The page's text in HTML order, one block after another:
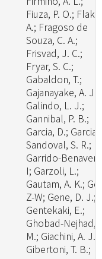
Fiuza, P. O.;
A.; Fragoso de
Souza, C. A.;
Frisvad, J. C.;
Fryar, S. C.;
Gabaldon, T.;
Gajanayake, A. J.;
Galindo, L. J.;
Gannibal, P. B.;
Garcia, D.; Garcia-
Sandoval, S. R.;
Garrido-
I; Garzoli, L.;
Gautam, A. K.; Ge,
Z-W; Gene, D. J.;
Gentekaki, E.;
Ghobad-Nejhad,
M.; Giachini, A. J.;
Gibertoni, T. B.;